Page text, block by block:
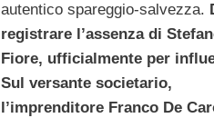
autentico spareggio-salvezza.
registrare l’assenza di
Fiore, ufficialmente per
Sul versante societario,
l’imprenditore Franco De